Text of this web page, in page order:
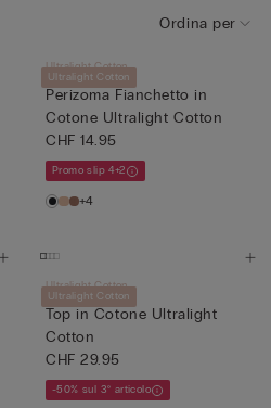
Ordina per
Ultralight Cotton
Ultralight Cotton
Perizoma Fianchetto in
Cotone Ultralight Cotton
CHF 14.95
Promo slip 4+2
+4
Ultralight Cotton
Ultralight Cotton
Top in Cotone Ultralight
Cotton
CHF 29.95
-50% sul 3° articolo